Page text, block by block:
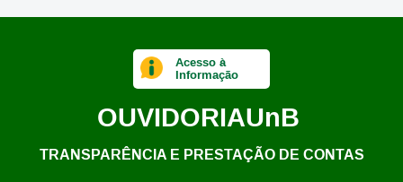
Acesso à
Informação
OUVIDORIAUnB
TRANSPARÊNCIA E PRESTAÇÃO DE CONTAS